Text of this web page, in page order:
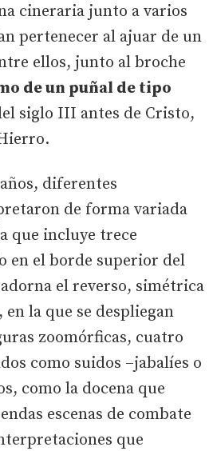
cineraria junto a varios
pertenecer al ajuar de un
ellos, junto al broche
de un puñal de tipo
siglo III antes de Cristo,
diferentes
de forma variada
que incluye trece
en el borde superior del
el reverso, simétrica
la que se despliegan
zoomórficas, cuatro
como suidos –jabalíes o
como la docena que
escenas de combate
que